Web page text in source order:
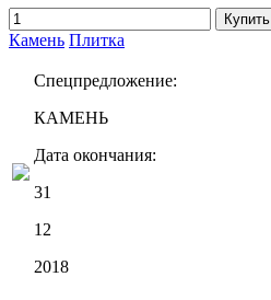
Купить
Камень Плитка
Спецпредложение:
КАМЕНЬ
Дата окончания:
31
12
2018